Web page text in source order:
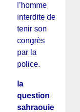
l’homme
interdite de
tenir son
congrès
par la
police.
la
question
sahraouie